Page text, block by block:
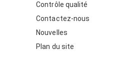
Contrôle qualité
Contactez-nous
Nouvelles
Plan du site